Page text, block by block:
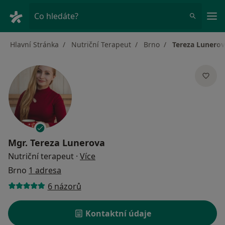
Co hledáte?
Hlavní Stránka Nutriční Terapeut Brno Tereza
Mgr. Tereza Lunerova
Nutriční terapeut · Více
Brno 1 adresa
6 názorů
Kontaktní údaje